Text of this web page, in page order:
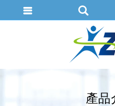
產品
會員
會員登
加入